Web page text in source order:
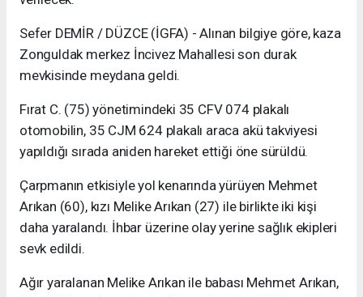
Sefer DEMİR / DÜZCE (İGFA) - Alınan bilgiye göre, kaza
Zonguldak merkez İncivez Mahallesi son durak
mevkisinde meydana geldi.
Fırat C. (75) yönetimindeki 35 CFV 074 plakalı
otomobilin, 35 CJM 624 plakalı araca akü takviyesi
yapıldığı sırada aniden hareket ettiği öne sürüldü.
Çarpmanın etkisiyle yol kenarında yürüyen Mehmet
Arıkan (60), kızı Melike Arıkan (27) ile birlikte iki kişi
daha yaralandı. İhbar üzerine olay yerine sağlık ekipleri
sevk edildi.
Ağır yaralanan Melike Arıkan ile babası Mehmet Arıkan,